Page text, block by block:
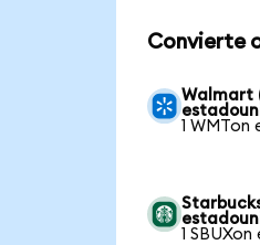
Convierte
Walmart
1 WMTon
1